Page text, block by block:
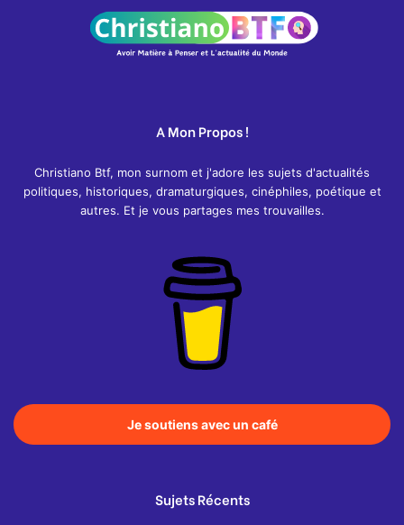
A Mon Propos !
Christiano Btf, mon surnom et j'adore les sujets d'actualités
politiques, historiques, dramaturgiques, cinéphiles, poétique et
autres. Et je vous partages mes trouvailles.
Je soutiens avec un café
Sujets Récents